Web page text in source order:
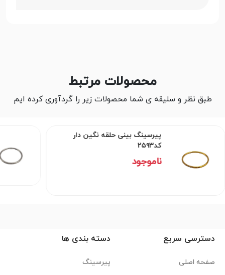
محصولات مرتبط
طبق نظر و سلیقه ی شما محصولات زیر را گردآوری کرده ایم
پیرسینگ بینی حلقه نگین دار
ناموجود
دسترسی سریع
صفحه اصلی
دسته بندی ها
پیرسینگ